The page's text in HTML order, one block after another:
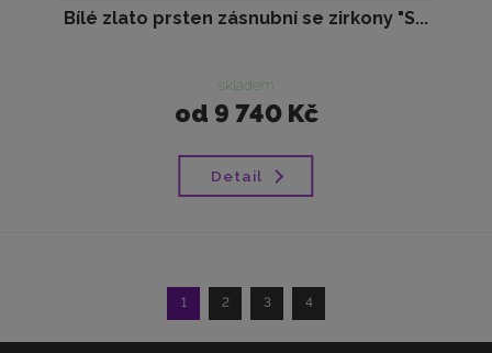
Bílé zlato prsten zásnubní se zirkony "S...
skladem
od 9 740 Kč
Detail
1 2 3 4